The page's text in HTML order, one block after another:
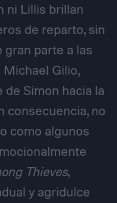
ni Lillis brillan
de reparto, sin
gran parte a las
Gilio,
de Simon hacia la
consecuencia, no
como algunos
Thieves,
y agridulce